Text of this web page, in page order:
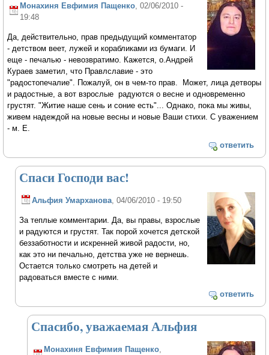
Монахиня Евфимия Пащенко , 02/06/2010 -
19:48
Да, действительно, прав предыдущий комментатор
- детством веет, лужей и корабликами из бумаги. И
еще - печалью - невозвратимо. Кажется, о.Андрей
Кураев заметил, что Правлславие - это
"радостопечалие". Пожалуй, он в чем-то прав. Может, лица детворы
и радостные, а вот взрослые радуются о весне и одновременно
грустят. "Житие наше сень и соние есть"... Однако, пока мы живы,
живем надеждой на новые весны и новые Ваши стихи. С уважением
- м. Е.
ответить
Спаси Господи вас!
Альфия Умарханова , 04/06/2010 - 19:50
За теплые комментарии. Да, вы правы, взрослые
и радуются и грустят. Так порой хочется детской
беззаботности и искренней живой радости, но,
как это ни печально, детства уже не вернешь.
Остается только смотреть на детей и
радоваться вместе с ними.
ответить
Спасибо, уважаемая Альфия
Монахиня Евфимия Пащенко